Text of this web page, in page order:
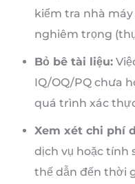
kiểm tra nhà máy
nghiêm trọng
Bỏ bê tài liệu:
IQ/OQ/PQ chưa
quá trình xác
Xem xét chi phí
dịch vụ hoặc tính
thế dẫn đến thời